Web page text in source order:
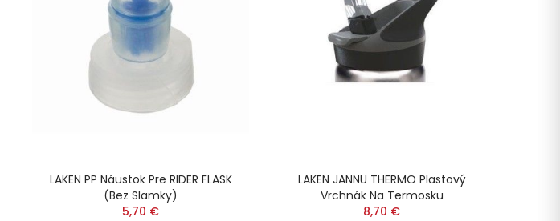
LAKEN PP Náustok Pre RIDER FLASK
(bez Slamky)
5,70 €
LAKEN JANNU THERMO Plastový
Vrchnák Na Termosku
8,70 €